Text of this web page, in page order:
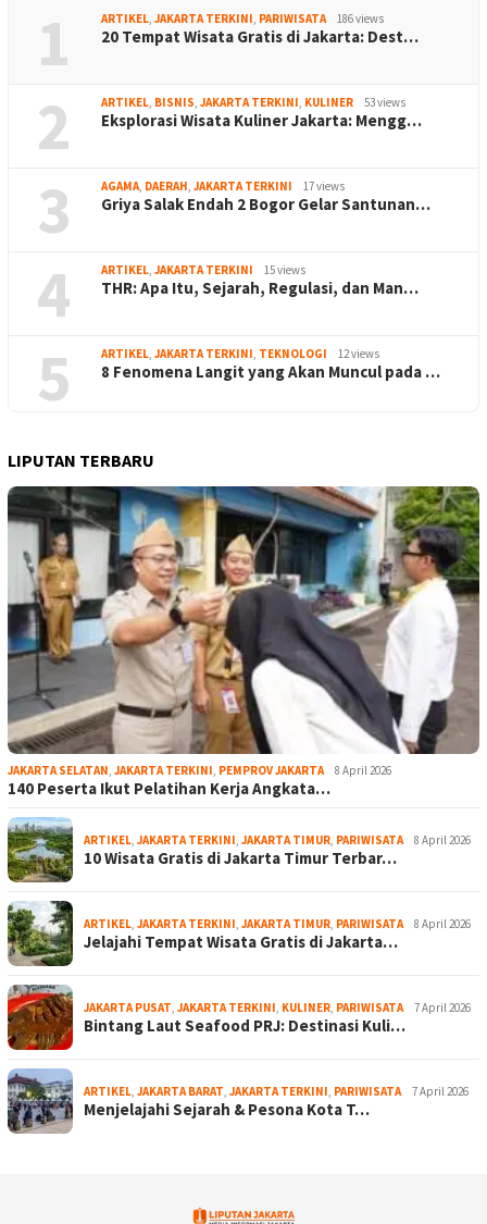
1 ARTIKEL, JAKARTA TERKINI, PARIWISATA 186 views
20 Tempat Wisata Gratis di Jakarta: Dest…
2 ARTIKEL, BISNIS, JAKARTA TERKINI, KULINER 53 views
Eksplorasi Wisata Kuliner Jakarta: Mengg…
3 AGAMA, DAERAH, JAKARTA TERKINI 17 views
Griya Salak Endah 2 Bogor Gelar Santunan…
4 ARTIKEL, JAKARTA TERKINI 15 views
THR: Apa Itu, Sejarah, Regulasi, dan Man…
5 ARTIKEL, JAKARTA TERKINI, TEKNOLOGI 12 views
8 Fenomena Langit yang Akan Muncul pada …
LIPUTAN TERBARU
JAKARTA SELATAN, JAKARTA TERKINI, PEMPROV JAKARTA 8 April 2026
140 Peserta Ikut Pelatihan Kerja Angkata…
ARTIKEL, JAKARTA TERKINI, JAKARTA TIMUR, PARIWISATA 8 April 2026
10 Wisata Gratis di Jakarta Timur Terbar…
ARTIKEL, JAKARTA TERKINI, JAKARTA TIMUR, PARIWISATA 8 April 2026
Jelajahi Tempat Wisata Gratis di Jakarta…
JAKARTA PUSAT, JAKARTA TERKINI, KULINER, PARIWISATA 7 April 2026
Bintang Laut Seafood PRJ: Destinasi Kuli…
ARTIKEL, JAKARTA BARAT, JAKARTA TERKINI, PARIWISATA 7 April 2026
Menjelajahi Sejarah & Pesona Kota T…